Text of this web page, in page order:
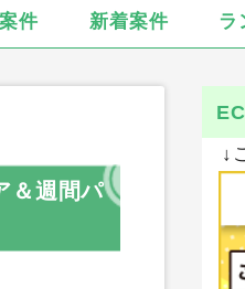
件 新着案件 ラ
＆週間パ
↓